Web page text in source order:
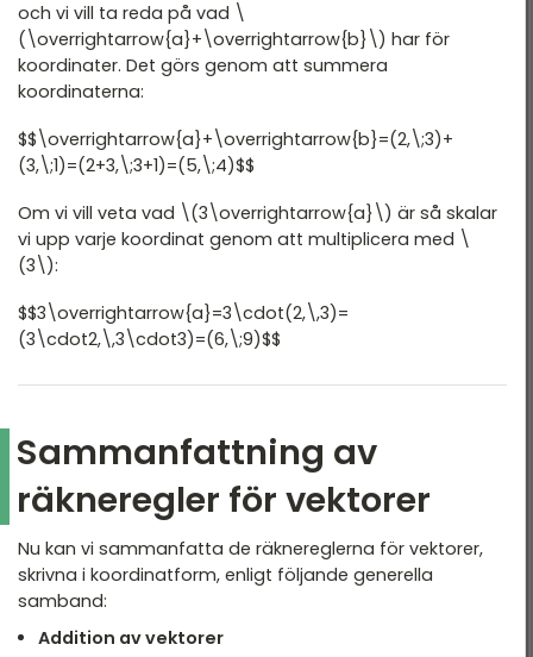
och vi vill ta reda på vad \
(\overrightarrow{a}+\overrightarrow{b}\) har för
koordinater. Det görs genom att summera
koordinaterna:
$$\overrightarrow{a}+\overrightarrow{b}=(2,\;3)+
(3,\;1)=(2+3,\;3+1)=(5,\;4)$$
Om vi vill veta vad \(3\overrightarrow{a}\) är så skalar
vi upp varje koordinat genom att multiplicera med \
(3\):
$$3\overrightarrow{a}=3\cdot(2,\,3)=
(3\cdot2,\,3\cdot3)=(6,\;9)$$
Sammanfattning av
räkneregler för vektorer
Nu kan vi sammanfatta de räknereglerna för vektorer,
skrivna i koordinatform, enligt följande generella
samband:
Addition av vektorer